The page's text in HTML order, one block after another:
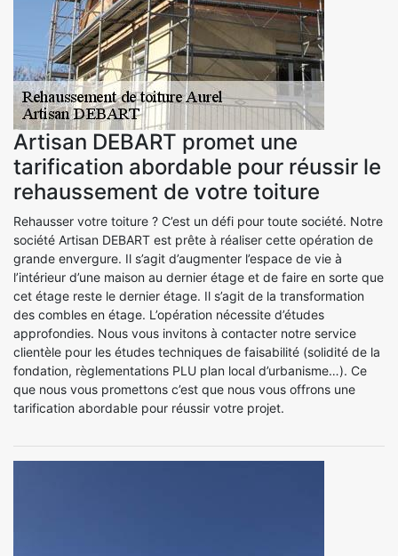
Artisan DEBART promet une
tarification abordable pour réussir le
rehaussement de votre toiture
Rehausser votre toiture ? C’est un défi pour toute société. Notre
société Artisan DEBART est prête à réaliser cette opération de
grande envergure. Il s’agit d’augmenter l’espace de vie à
l’intérieur d’une maison au dernier étage et de faire en sorte que
cet étage reste le dernier étage. Il s’agit de la transformation
des combles en étage. L’opération nécessite d’études
approfondies. Nous vous invitons à contacter notre service
clientèle pour les études techniques de faisabilité (solidité de la
fondation, règlementations PLU plan local d’urbanisme…). Ce
que nous vous promettons c’est que nous vous offrons une
tarification abordable pour réussir votre projet.